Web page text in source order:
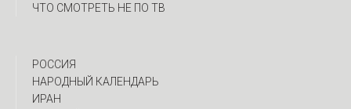
ЧТО СМОТРЕТЬ НЕ ПО ТВ
РОССИЯ
НАРОДНЫЙ КАЛЕНДАРЬ
ИРАН